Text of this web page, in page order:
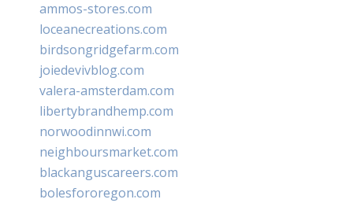
ammos-stores.com
loceanecreations.com
birdsongridgefarm.com
joiedevivblog.com
valera-amsterdam.com
libertybrandhemp.com
norwoodinnwi.com
neighboursmarket.com
blackanguscareers.com
bolesfororegon.com